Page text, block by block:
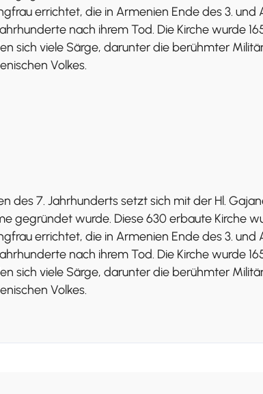
errichtet, die in Armenien Ende des 3. und
nach ihrem Tod. Die Kirche wurde
sich viele Särge, darunter die berühmter
Volkes.
des 7. Jahrhunderts setzt sich mit der Hl.
gegründet wurde. Diese 630 erbaute Kirche
errichtet, die in Armenien Ende des 3. und
nach ihrem Tod. Die Kirche wurde
sich viele Särge, darunter die berühmter
Volkes.